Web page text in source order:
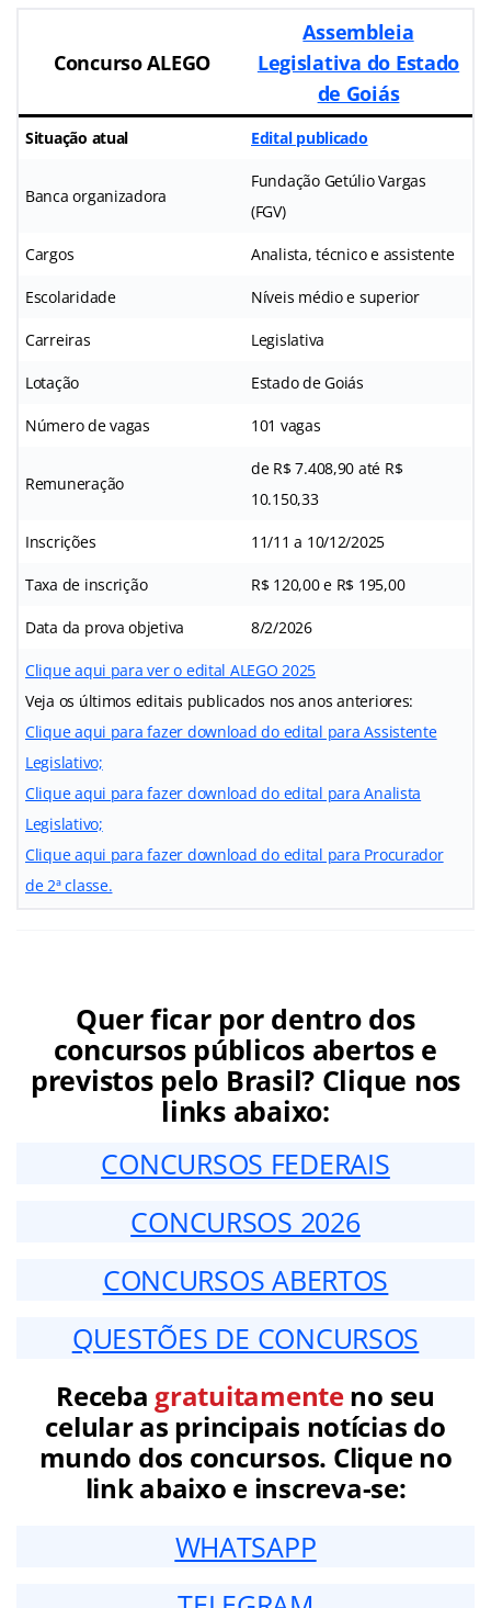
Concurso ALEGO
Assembleia
Legislativa do Estado
de Goiás
Situação atual Edital publicado
Banca organizadora
Fundação Getúlio Vargas
(FGV)
Cargos Analista, técnico e assistente
Escolaridade Níveis médio e superior
Carreiras Legislativa
Lotação Estado de Goiás
Número de vagas 101 vagas
Remuneração
de R$ 7.408,90 até R$
10.150,33
Inscrições 11/11 a 10/12/2025
Taxa de inscrição R$ 120,00 e R$ 195,00
Data da prova objetiva 8/2/2026
Clique aqui para ver o edital ALEGO 2025
Veja os últimos editais publicados nos anos anteriores:
Clique aqui para fazer download do edital para Assistente
Legislativo;
Clique aqui para fazer download do edital para Analista
Legislativo;
Clique aqui para fazer download do edital para Procurador
de 2ª classe.
Quer ficar por dentro dos
concursos públicos abertos e
previstos pelo Brasil? Clique nos
links abaixo:
CONCURSOS FEDERAIS
CONCURSOS 2026
CONCURSOS ABERTOS
QUESTÕES DE CONCURSOS
Receba gratuitamenteno seu
celular as principais notícias do
mundo dos concursos. Clique no
link abaixo e inscreva-se:
WHATSAPP